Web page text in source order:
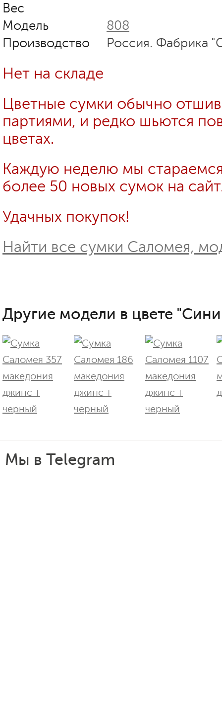
Вес
Модель
808
Производство
Россия. Фабрика
Нет на складе
Цветные сумки обычно
партиями, и редко шьются
цветах.
Каждую неделю мы
более 50 новых сумок на
Удачных покупок!
Найти все сумки Саломея,
Другие модели в цвете
Мы в Telegram